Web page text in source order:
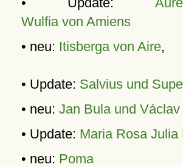
Wulfia von Amiens
• neu: Itisberga von Aire,
• Update: Salvius und
• neu: Jan Bula und
• Update: Maria Rosa Julia
• neu: Poma